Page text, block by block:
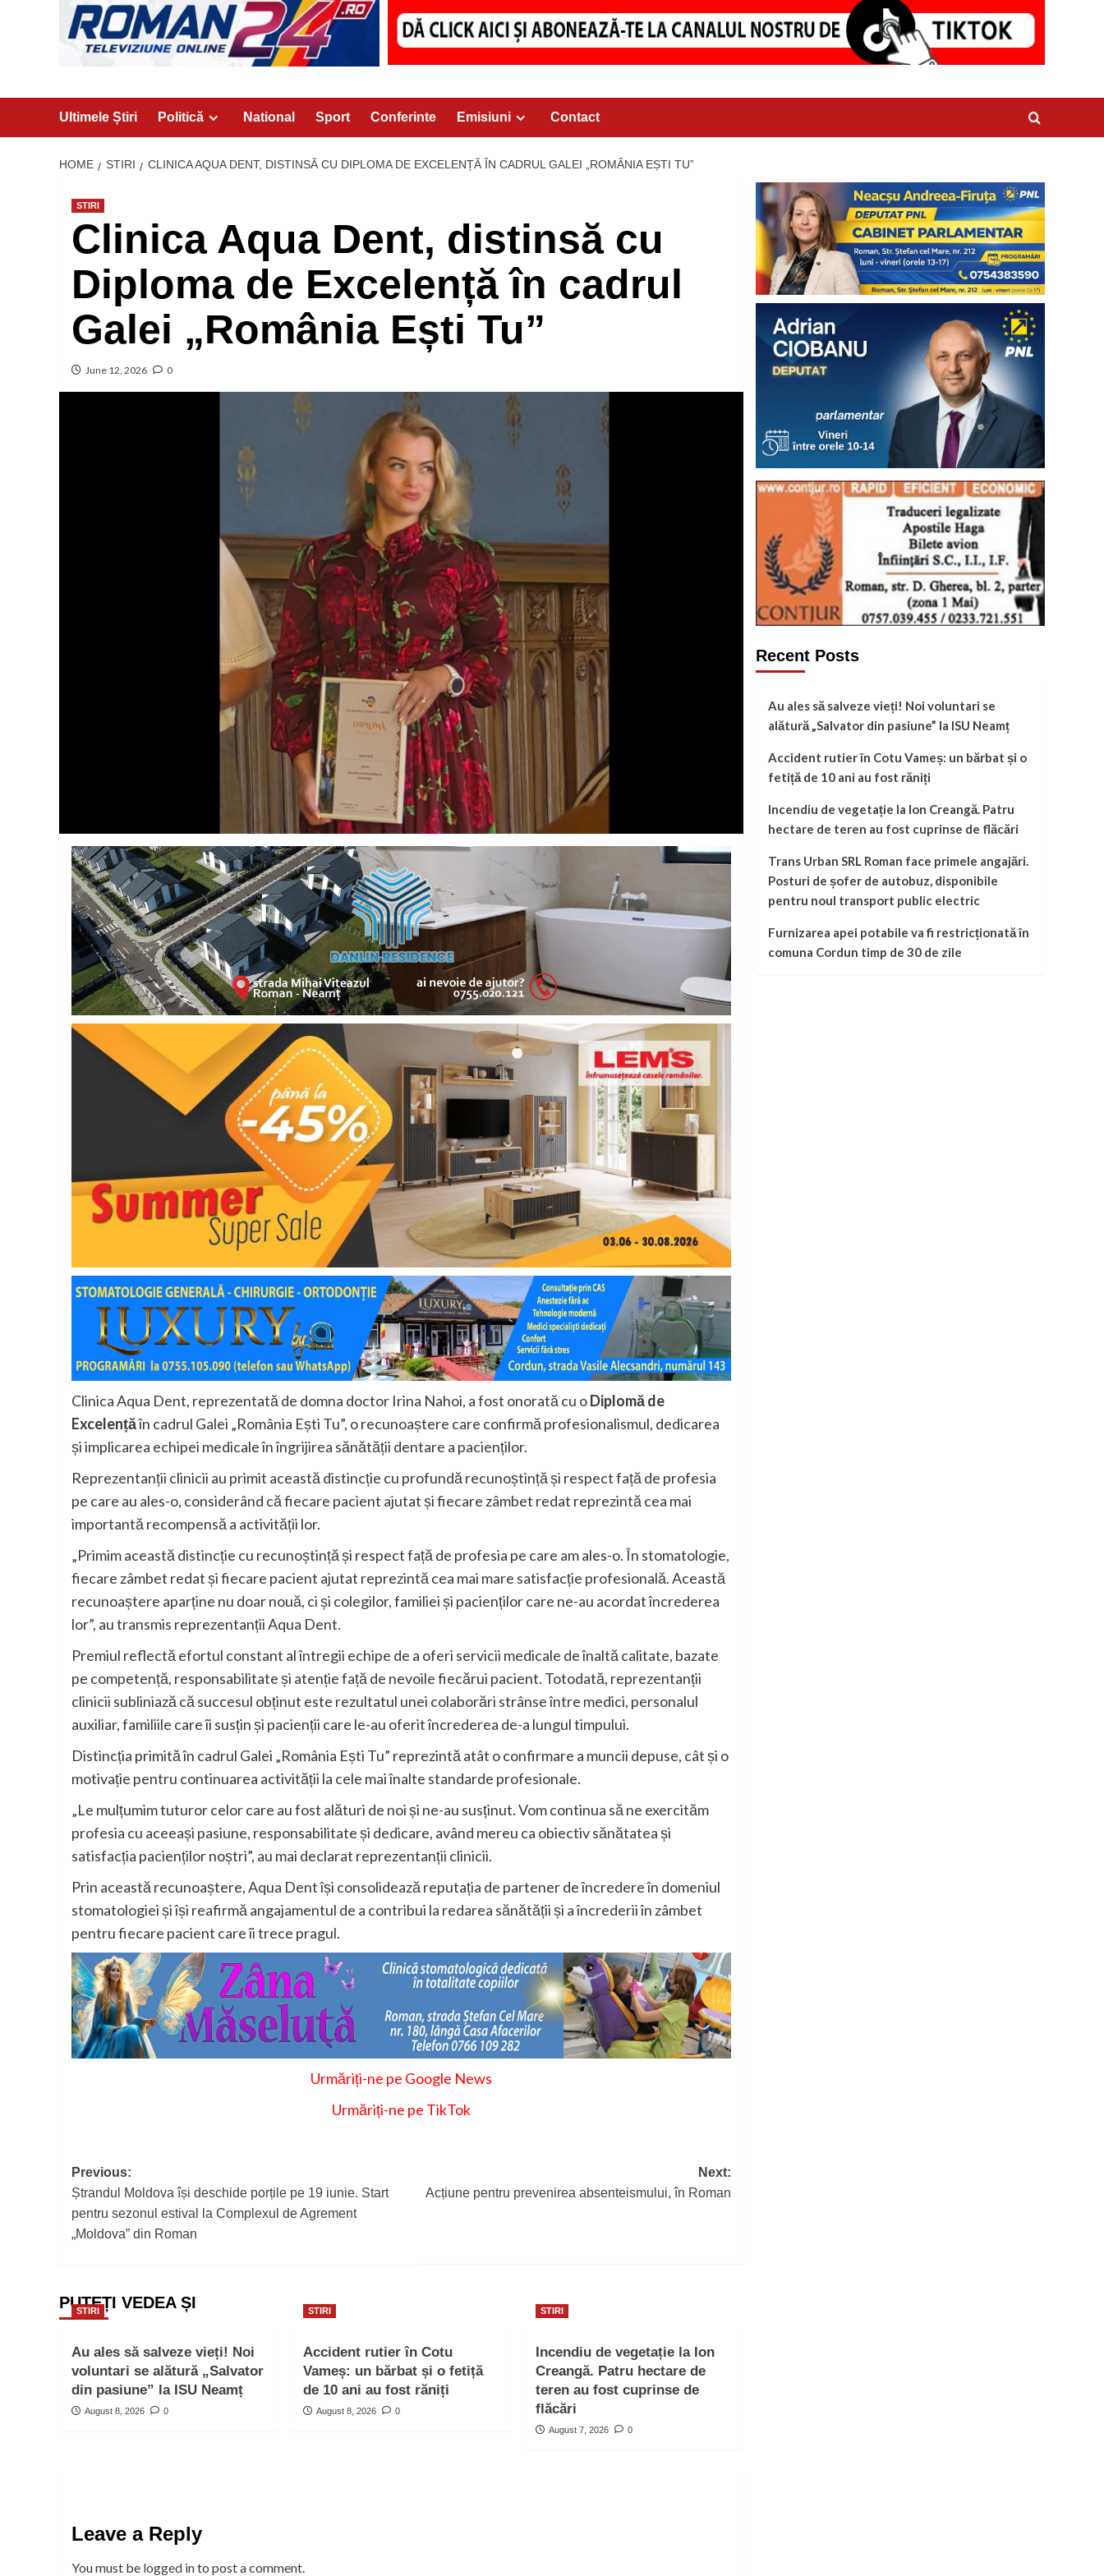
Ultimele Știri Politică National Sport Conferinte Emisiuni Contact
HOME STIRI CLINICA AQUA DENT, DISTINSĂ CU DIPLOMA DE EXCELENȚĂ ÎN CADRUL GALEI „ROMÂNIA EȘTI TU”
STIRI
Clinica Aqua Dent, distinsă cu
Diploma de Excelență în cadrul
Galei „România Ești Tu”
June 12, 2026 0
Clinica Aqua Dent, reprezentată de domna doctor Irina Nahoi, a fost onorată cu oDiplomă de
Excelențăîn cadrul Galei „România Ești Tu”, o recunoaștere care confirmă profesionalismul, dedicarea
și implicarea echipei medicale în îngrijirea sănătății dentare a pacienților.
Reprezentanții clinicii au primit această distincție cu profundă recunoștință și respect față de profesia
pe care au ales-o, considerând că fiecare pacient ajutat și fiecare zâmbet redat reprezintă cea mai
importantă recompensă a activității lor.
„Primim această distincție cu recunoștință și respect față de profesia pe care am ales-o. În stomatologie,
fiecare zâmbet redat și fiecare pacient ajutat reprezintă cea mai mare satisfacție profesională. Această
recunoaștere aparține nu doar nouă, ci și colegilor, familiei și pacienților care ne-au acordat încrederea
lor”, au transmis reprezentanții Aqua Dent.
Premiul reflectă efortul constant al întregii echipe de a oferi servicii medicale de înaltă calitate, bazate
pe competență, responsabilitate și atenție față de nevoile fiecărui pacient. Totodată, reprezentanții
clinicii subliniază că succesul obținut este rezultatul unei colaborări strânse între medici, personalul
auxiliar, familiile care îi susțin și pacienții care le-au oferit încrederea de-a lungul timpului.
Distincția primită în cadrul Galei „România Ești Tu” reprezintă atât o confirmare a muncii depuse, cât și o
motivație pentru continuarea activității la cele mai înalte standarde profesionale.
„Le mulțumim tuturor celor care au fost alături de noi și ne-au susținut. Vom continua să ne exercităm
profesia cu aceeași pasiune, responsabilitate și dedicare, având mereu ca obiectiv sănătatea și
satisfacția pacienților noștri”, au mai declarat reprezentanții clinicii.
Prin această recunoaștere, Aqua Dent își consolidează reputația de partener de încredere în domeniul
stomatologiei și își reafirmă angajamentul de a contribui la redarea sănătății și a încrederii în zâmbet
pentru fiecare pacient care îi trece pragul.
Urmăriți-ne pe Google News
Urmăriți-ne pe TikTok
Post
navigation
Previous:
Ștrandul Moldova își deschide porțile pe 19 iunie. Start
pentru sezonul estival la Complexul de Agrement
„Moldova” din Roman
Next:
Acțiune pentru prevenirea absenteismului, în Roman
PUTEȚI VEDEA ȘI
STIRI
Au ales să salveze vieți! Noi
voluntari se alătură „Salvator
din pasiune” la ISU Neamț
August 8, 2026 0
STIRI
Accident rutier în Cotu
Vameș: un bărbat și o fetiță
de 10 ani au fost răniți
August 8, 2026 0
STIRI
Incendiu de vegetație la Ion
Creangă. Patru hectare de
teren au fost cuprinse de
flăcări
August 7, 2026 0
Leave a Reply
You must be logged into post a comment.
Recent Posts
Au ales să salveze vieți! Noi voluntari se
alătură „Salvator din pasiune” la ISU Neamț
Accident rutier în Cotu Vameș: un bărbat și o
fetiță de 10 ani au fost răniți
Incendiu de vegetație la Ion Creangă. Patru
hectare de teren au fost cuprinse de flăcări
Trans Urban SRL Roman face primele angajări.
Posturi de șofer de autobuz, disponibile
pentru noul transport public electric
Furnizarea apei potabile va fi restricționată în
comuna Cordun timp de 30 de zile